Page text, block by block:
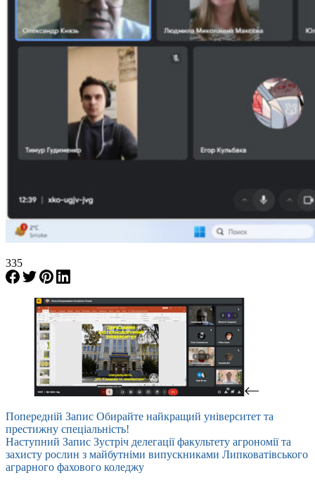
335
Попередній Запис Обирайте найкращий університет та
престижну спеціальність!
Наступний Запис Зустріч делегації факультету агрономії та
захисту рослин з майбутніми випускниками Липковатівського
аграрного фахового коледжу